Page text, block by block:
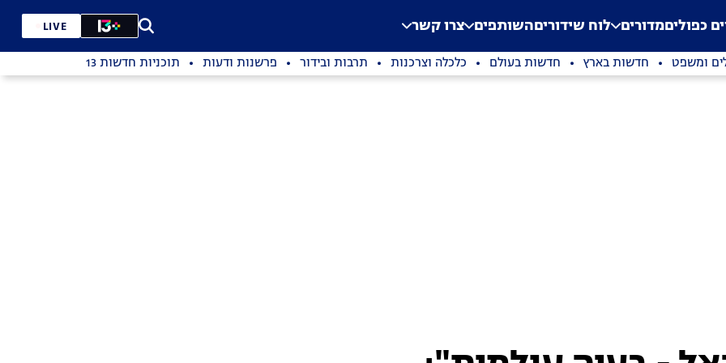
Application error: a
. כפוליםמדורים לוח שידוריםהשותפים צרו קשר LIVE
ומשפט חדשות בארץ חדשות בעולם כלכלה וצרכנות תרבות ובידור פרשנות ודעות תוכניות חדשות 13